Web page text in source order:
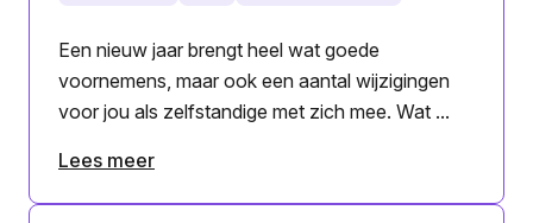
Een nieuw jaar brengt heel wat goede
voornemens, maar ook een aantal wijzigingen
voor jou als zelfstandige met zich mee. Wat ...
Lees meer